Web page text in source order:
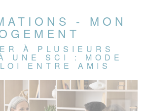
- MON
À PLUSIEURS
UNE SCI : MODE
ENTRE AMIS